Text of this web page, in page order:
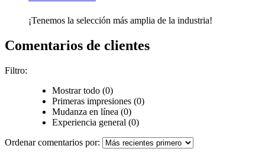
¡Tenemos la selección más amplia de la industria!
Comentarios de clientes
Filtro:
Mostrar todo (0)
Primeras impresiones (0)
Mudanza en línea (0)
Experiencia general (0)
Ordenar comentarios por: